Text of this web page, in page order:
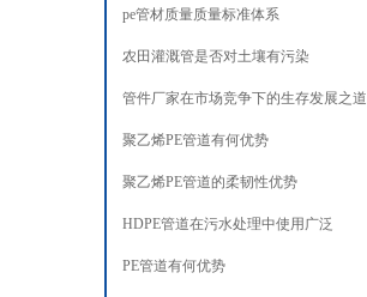
pe管材质量质量标准体系
农田灌溉管是否对土壤有污染
管件厂家在市场竞争下的生存发展之道
聚乙烯PE管道有何优势
聚乙烯PE管道的柔韧性优势
HDPE管道在污水处理中使用广泛
PE管道有何优势